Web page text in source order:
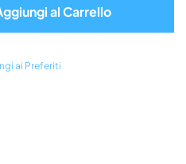
al Carrello
ai Preferiti